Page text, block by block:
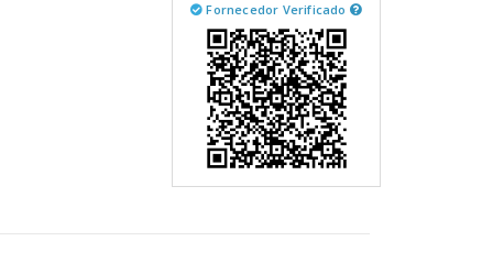
Fornecedor Verificado